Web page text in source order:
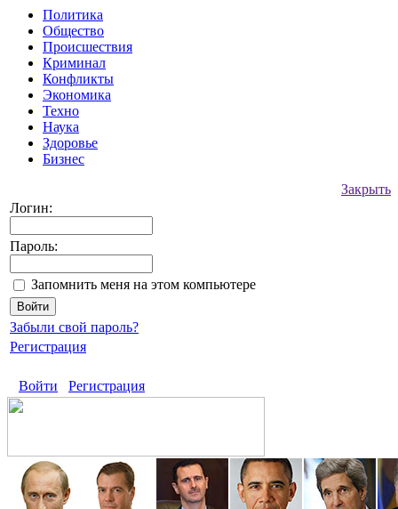
Политика
Общество
Происшествия
Криминал
Конфликты
Экономика
Техно
Наука
Здоровье
Бизнес
Закрыть
Логин:
Пароль:
Запомнить меня на этом компьютере
Забыли свой пароль?
Регистрация
Войти Регистрация